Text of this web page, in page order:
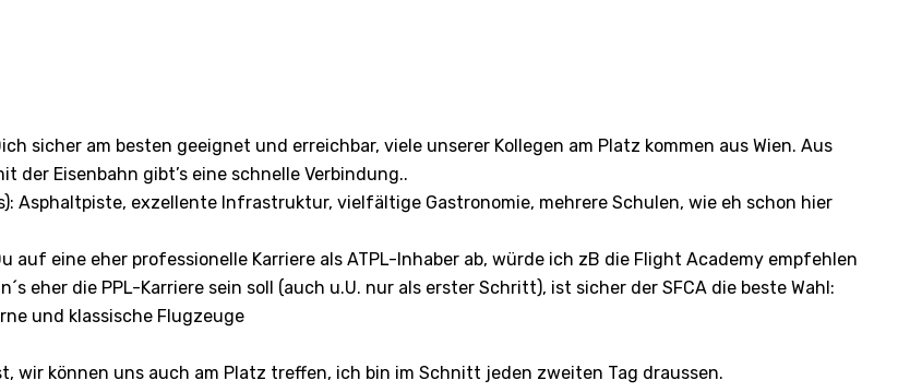
sicher am besten geeignet und erreichbar, viele unserer Kollegen am Platz kommen aus Wien. Aus
der Eisenbahn gibt’s eine schnelle Verbindung..
Asphaltpiste, exzellente Infrastruktur, vielfältige Gastronomie, mehrere Schulen, wie eh schon hier
eine eher professionelle Karriere als ATPL-Inhaber ab, würde ich zB die Flight Academy empfehlen
eher die PPL-Karriere sein soll (auch u.U. nur als erster Schritt), ist sicher der SFCA die beste Wahl:
und klassische Flugzeuge
wir können uns auch am Platz treffen, ich bin im Schnitt jeden zweiten Tag draussen.